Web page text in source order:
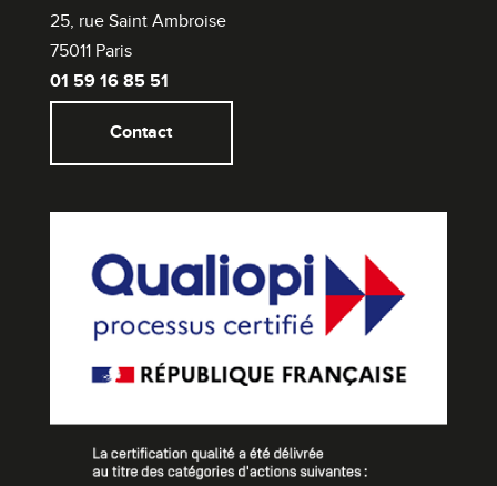
25, rue Saint Ambroise
75011 Paris
01 59 16 85 51
Contact